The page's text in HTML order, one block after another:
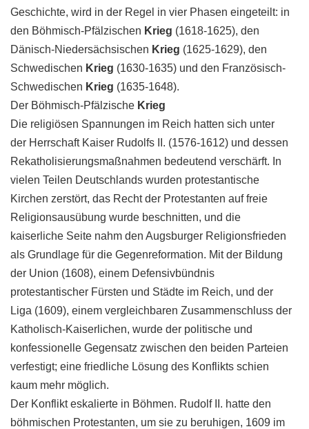
Geschichte, wird in der Regel in vier Phasen eingeteilt: in
den Böhmisch-Pfälzischen Krieg (1618-1625), den
Dänisch-Niedersächsischen Krieg (1625-1629), den
Schwedischen Krieg (1630-1635) und den Französisch-
Schwedischen Krieg (1635-1648).
Der Böhmisch-Pfälzische Krieg
Die religiösen Spannungen im Reich hatten sich unter
der Herrschaft Kaiser Rudolfs II. (1576-1612) und dessen
Rekatholisierungsmaßnahmen bedeutend verschärft. In
vielen Teilen Deutschlands wurden protestantische
Kirchen zerstört, das Recht der Protestanten auf freie
Religionsausübung wurde beschnitten, und die
kaiserliche Seite nahm den Augsburger Religionsfrieden
als Grundlage für die Gegenreformation. Mit der Bildung
der Union (1608), einem Defensivbündnis
protestantischer Fürsten und Städte im Reich, und der
Liga (1609), einem vergleichbaren Zusammenschluss der
Katholisch-Kaiserlichen, wurde der politische und
konfessionelle Gegensatz zwischen den beiden Parteien
verfestigt; eine friedliche Lösung des Konflikts schien
kaum mehr möglich.
Der Konflikt eskalierte in Böhmen. Rudolf II. hatte den
böhmischen Protestanten, um sie zu beruhigen, 1609 im